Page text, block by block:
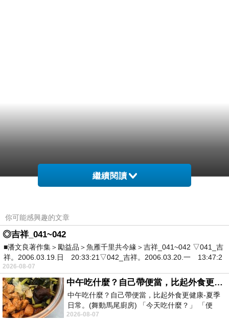
繼續閱讀
你可能感興趣的文章
◎吉祥_041~042
■潘文良著作集＞勵益品＞魚雁千里共今緣＞吉祥_041~042 ▽041_吉
祥。2006.03.19.日 20:33:21▽042_吉祥。2006.03.20.一 13:47:2
2026-08-07
中午吃什麼？自己帶便當，比起外食更健康-夏季日常。(舞動馬尾廚房)
中午吃什麼？自己帶便當，比起外食更健康-夏季
日常。(舞動馬尾廚房) 「今天吃什麼？」 「便
當？麵？還是炒飯？」 每天都在選擇
2026-08-07